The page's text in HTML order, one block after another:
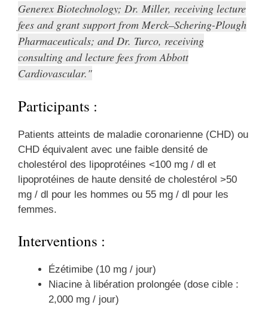
Generex Biotechnology; Dr. Miller, receiving lecture
fees and grant support from Merck–Schering-Plough
Pharmaceuticals; and Dr. Turco, receiving
consulting and lecture fees from Abbott
Cardiovascular.
Participants :
Patients atteints de maladie coronarienne (CHD) ou
CHD équivalent avec une faible densité de
cholestérol des lipoprotéines <100 mg / dl et
lipoprotéines de haute densité de cholestérol >50
mg / dl pour les hommes ou 55 mg / dl pour les
femmes.
Interventions :
Ézétimibe (10 mg / jour)
Niacine à libération prolongée (dose cible :
2,000 mg / jour)